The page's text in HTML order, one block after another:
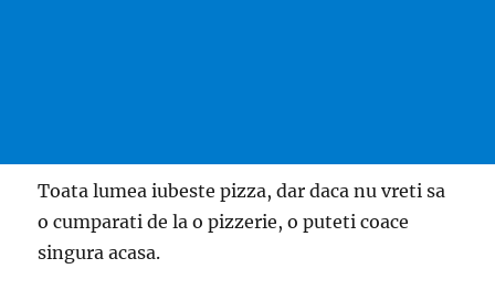
Toata lumea iubeste pizza, dar daca nu vreti sa
o cumparati de la o pizzerie, o puteti coace
singura acasa.